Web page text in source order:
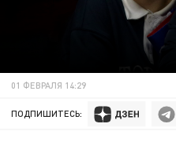
01 ФЕВРАЛЯ 14:29
ПОДПИШИТЕСЬ: